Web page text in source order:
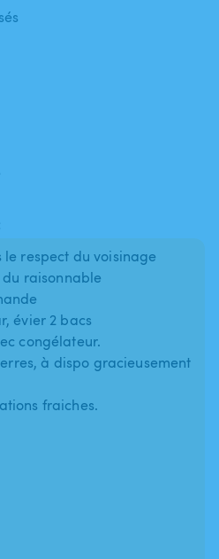
respect du voisinage
raisonnable
évier 2 bacs
congélateur.
à dispo gracieusement
fraiches.